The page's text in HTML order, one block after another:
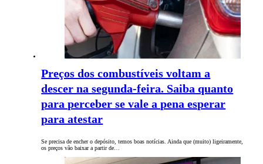
Preços dos combustíveis voltam a
descer na segunda-feira. Saiba quanto
para perceber se vale a pena esperar
para atestar
Se precisa de encher o depósito, temos boas notícias. Ainda que (muito) ligeiramente,
os preços vão baixar a partir de…